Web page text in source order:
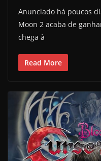
Anunciado há poucos
Moon 2 acaba de
chega à
Read More